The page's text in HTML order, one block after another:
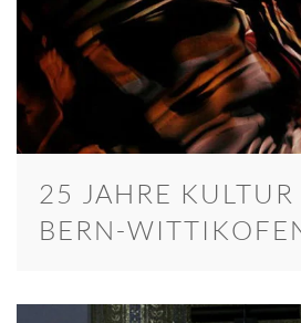
25 JAHRE KULTUR
BERN-